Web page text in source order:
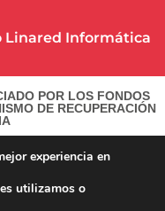
Linared Informática
POR LOS FONDOS
DE RECUPERACIÓN
experiencia en
utilizamos o